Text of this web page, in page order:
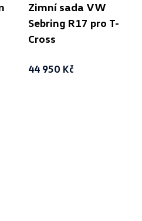
Zimní sada VW
Sebring R17 pro T-
Cross
44 950 Kč